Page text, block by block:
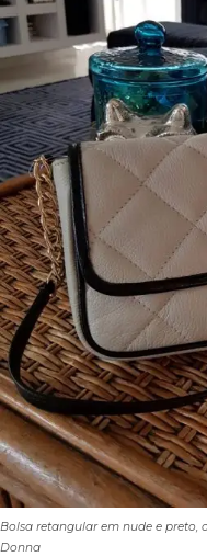
Bolsa retangular em nude e preto,
Donna